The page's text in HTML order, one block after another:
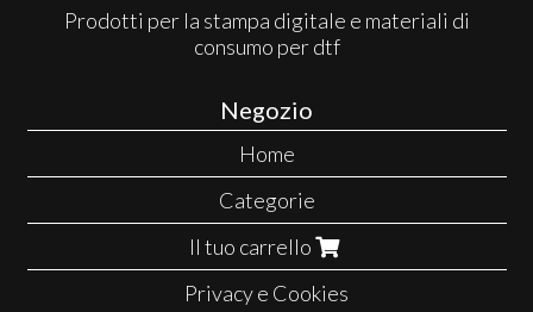
Prodotti per la stampa digitale e materiali di
consumo per dtf
Negozio
Home
Categorie
Il tuo carrello
Privacy e Cookies